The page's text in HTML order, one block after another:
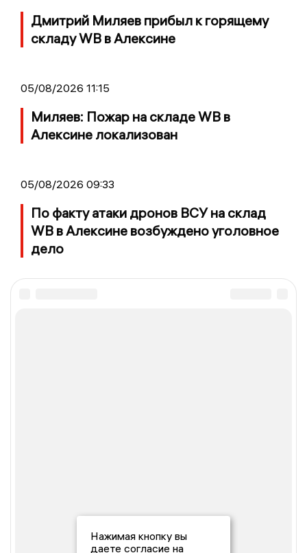
Дмитрий Миляев прибыл к горящему
складу WB в Алексине
05/08/2026 11:15
Миляев: Пожар на складе WB в
Алексине локализован
05/08/2026 09:33
По факту атаки дронов ВСУ на склад
WB в Алексине возбуждено уголовное
дело
Нажимая кнопку вы
даете согласие на